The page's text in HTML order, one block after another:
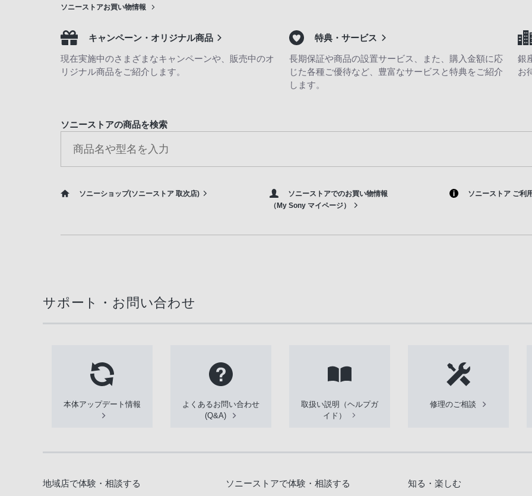
ソニーストアお買い物情報
キャンペーン・オリジナル商品
現在実施中のさまざまなキャンペーンや、販売中のオ
リジナル商品をご紹介します。
特典・サービス
長期保証や商品の設置サービス、また、購入金額に応
じた各種ご優待など、豊富なサービスと特典をご紹介
します。
銀
お
ソニーストアの商品を検索
ソニーショップ(ソニーストア 取次店)
ソニーストアでのお買い物情報
（My Sony マイページ）
ソニーストア ご利
サポート・お問い合わせ
本体アップデート情報
よくあるお問い合わせ
(Q&A)
取扱い説明（ヘルプガ
イド）
修理のご相談
地域店で体験・相談する ソニーストアで体験・相談する 知る・楽しむ